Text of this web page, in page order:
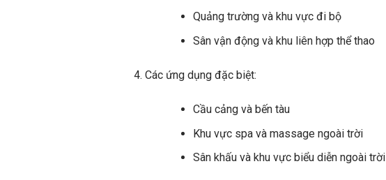
Quảng trường và khu vực đi bộ
Sân vận động và khu liên hợp thể thao
Các ứng dụng đặc biệt:
Cầu cảng và bến tàu
Khu vực spa và massage ngoài trời
Sân khấu và khu vực biểu diễn ngoài trời